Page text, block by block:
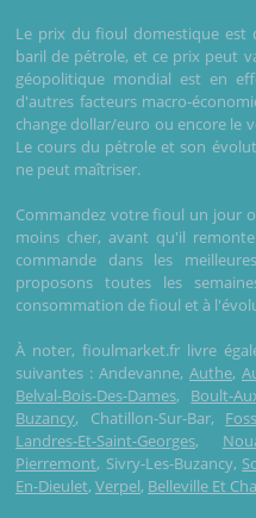
Le prix du fioul domestique
baril de pétrole, et ce prix peut
géopolitique mondial est en
d'autres facteurs macro-
change dollar/euro ou encore le
Le cours du pétrole et son
ne peut maîtriser.
Commandez votre fioul un jour
moins cher, avant qu'il
commande dans les
proposons toutes les
consommation de fioul et à
À noter, fioulmarket.fr livre
suivantes : Andevanne, Authe,
Belval-Bois-Des-Dames, Boult-
Buzancy, Chatillon-Sur-Bar,
Landres-Et-Saint-Georges,
Pierremont, Sivry-Les-Buzancy,
En-Dieulet, Verpel, Belleville Et